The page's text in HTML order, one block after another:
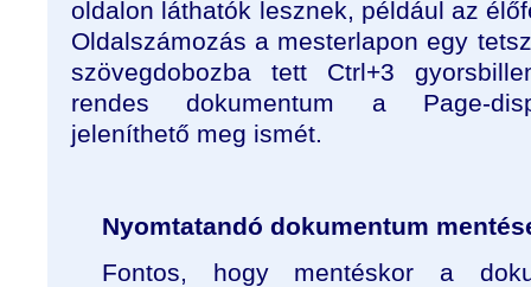
oldalon láthatók lesznek, például az
Oldalszámozás a mesterlapon egy
szövegdobozba tett Ctrl+3
rendes dokumentum a Page-
jeleníthető meg ismét.
Nyomtatandó dokumentum
Fontos, hogy mentéskor a